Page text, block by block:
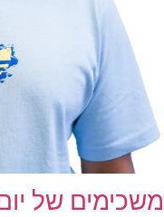
משכימים של